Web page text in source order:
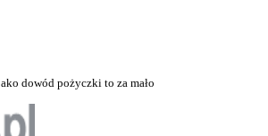
dowód pożyczki to za mało